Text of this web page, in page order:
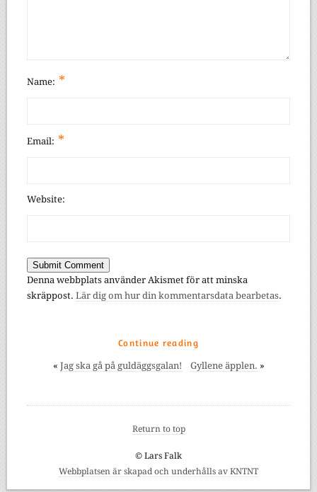
Name: *
Email: *
Website:
Denna webbplats använder Akismet för att minska
skräppost. Lär dig om hur din kommentarsdata bearbetas.
Continue reading
« Jag ska gå på guldäggsgalan! Gyllene äpplen. »
Return to top
© Lars Falk
Webbplatsen är skapad och underhålls av KNTNT